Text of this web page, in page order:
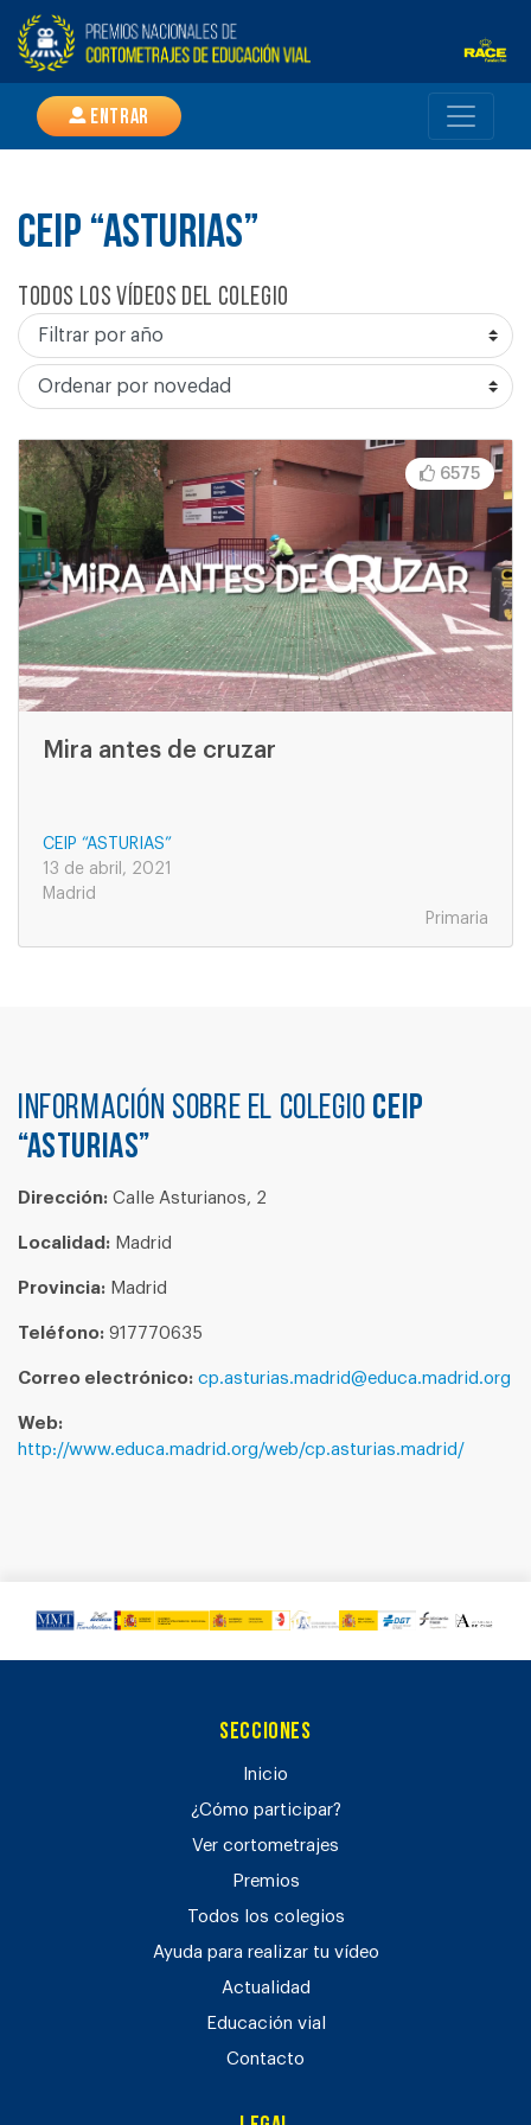
Entrar
CEIP “ASTURIAS”
Todos los vídeos del colegio
6575
Mira antes de cruzar
CEIP “ASTURIAS”
13 de abril, 2021
Madrid
Primaria
Información sobre el colegio CEIP
“ASTURIAS”
Dirección: Calle Asturianos, 2
Localidad: Madrid
Provincia: Madrid
Teléfono: 917770635
Correo electrónico: cp.asturias.madrid@educa.madrid.org
Web:
http://www.educa.madrid.org/web/cp.asturias.madrid/
Secciones
Inicio
¿Cómo participar?
Ver cortometrajes
Premios
Todos los colegios
Ayuda para realizar tu vídeo
Actualidad
Educación vial
Contacto